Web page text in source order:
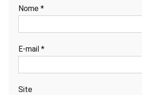
Nome *
E-mail *
Site